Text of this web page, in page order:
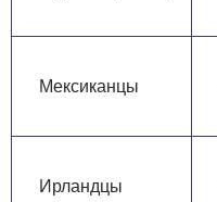
Мексиканцы
Ирландцы